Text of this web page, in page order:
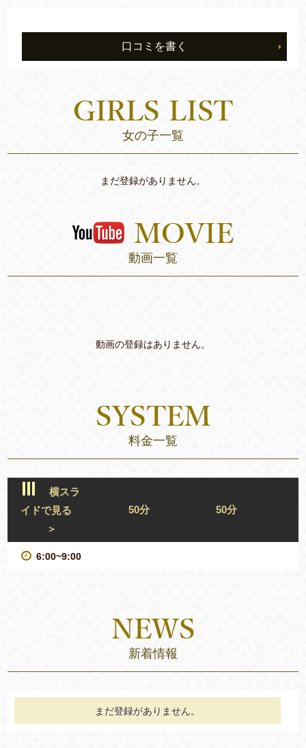
口コミを書く
女の子一覧
まだ登録がありません。
動画一覧
動画の登録はありません。
料金一覧
横スラ
イドで見る
＞
50分 50分
6:00~9:00
新着情報
まだ登録がありません。